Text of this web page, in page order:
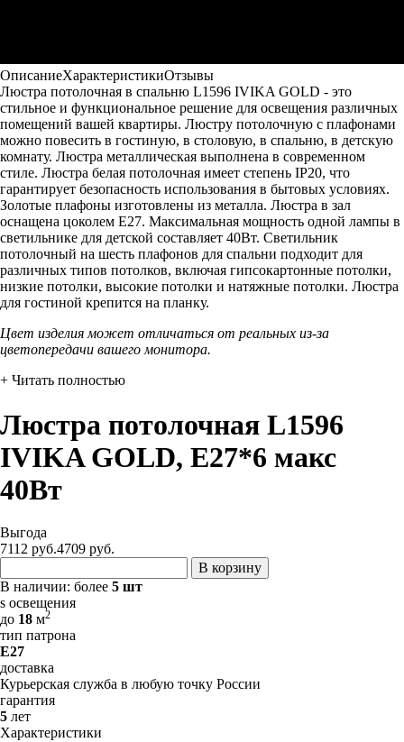
ОписаниеХарактеристикиОтзывы
Люстра потолочная в спальню L1596 IVIKA GOLD - это
стильное и функциональное решение для освещения различных
помещений вашей квартиры. Люстру потолочную с плафонами
можно повесить в гостиную, в столовую, в спальню, в детскую
комнату. Люстра металлическая выполнена в современном
стиле. Люстра белая потолочная имеет степень IP20, что
гарантирует безопасность использования в бытовых условиях.
Золотые плафоны изготовлены из металла. Люстра в зал
оснащена цоколем Е27. Максимальная мощность одной лампы в
светильнике для детской составляет 40Вт. Светильник
потолочный на шесть плафонов для спальни подходит для
различных типов потолков, включая гипсокартонные потолки,
низкие потолки, высокие потолки и натяжные потолки. Люстра
для гостиной крепится на планку.
Цвет изделия может отличаться от реальных из-за
цветопередачи вашего монитора.
+ Читать полностью
Люстра потолочная L1596
IVIKA GOLD, E27*6 макс
40Вт
Выгода
7112 руб.4709 руб.
В корзину
В наличии: более 5 шт
s освещения
до 18 м2
тип патрона
E27
доставка
Курьерская служба в любую точку России
гарантия
5 лет
Характеристики